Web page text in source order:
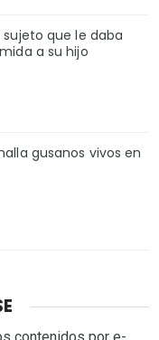
que le daba
a su hijo
gusanos vivos en
contenidos por e-